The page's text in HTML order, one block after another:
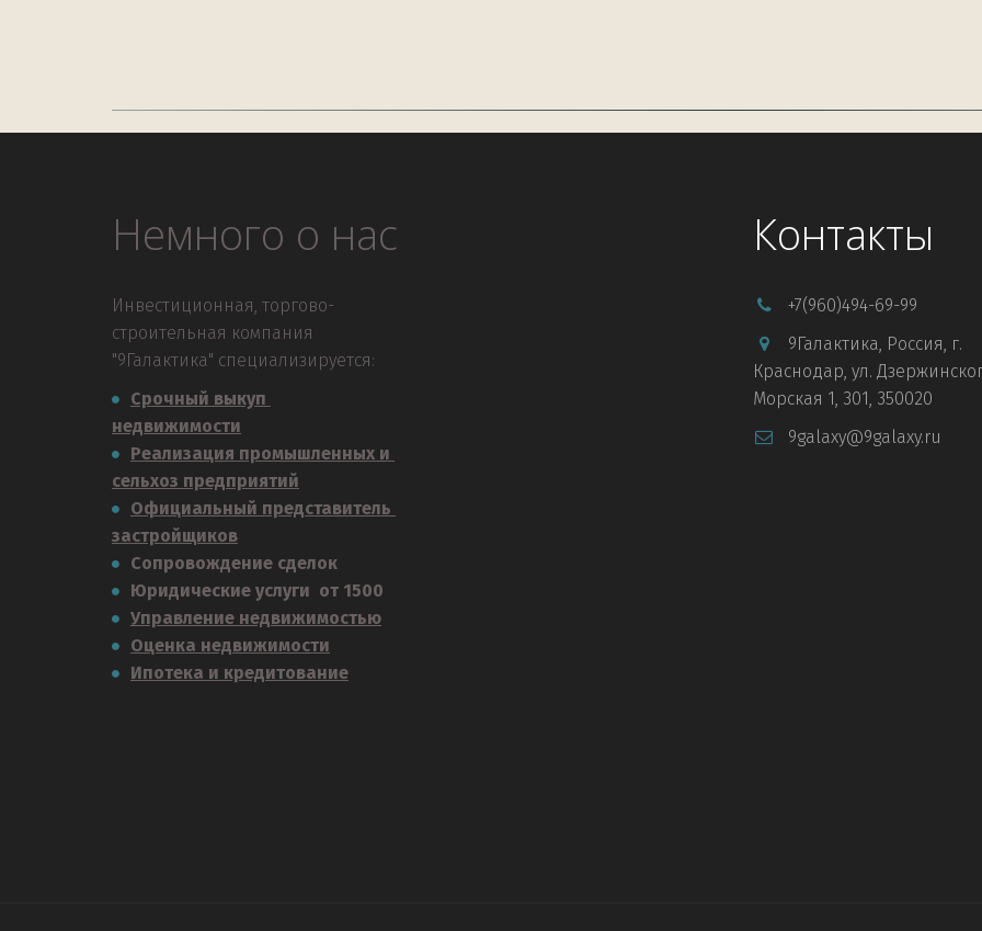
Немного о нас
Инвестиционная, торгово-
строительная компания
"9Галактика" специализируется:
Срочный выкуп
недвижимости
Реализация промышленных и
сельхоз предприятий
Официальный представитель
застройщиков
Сопровождение сделок
Юридические услуги  от 1500
Управление недвижимостью
Оценка недвижимости
Ипотека и кредитование
Контакты
+7(960)494-69-99
9Галактика, Россия, г.
Краснодар, ул.
Морская 1, 301, 350020
9galaxy@9galaxy.ru